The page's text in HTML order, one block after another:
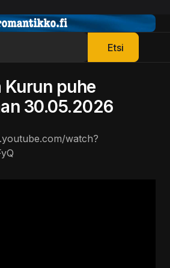
Etsi
Kurun puhe
30.05.2026
watch?